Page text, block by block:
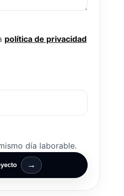
política de privacidad
día laborable.
→